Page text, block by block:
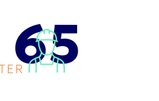
65